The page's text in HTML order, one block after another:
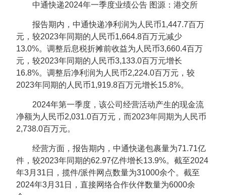
中通快递2024年一季度业绩公告 图源：港交所
报告期内，中通快递净利润为人民币1,447.7百万
元，较2023年同期的人民币1,664.8百万元减少
13.0%。调整后息税折摊前收益为人民币3,660.4百万
元，较2023年同期的人民币3,133.0百万元增长
16.8%。调整后净利润为人民币2,224.0百万元，较
2023年同期的人民币1,919.8百万元增长15.8%。
2024年第一季度，该公司经营活动产生的现金流
净额为人民币2,031.0百万元，而2023年同期为人民币
2,738.0百万元。
经营方面，报告期内，中通快递包裹量为71.71亿
件，较2023年同期的62.97亿件增长13.9%。截至2024
年3月31日，揽件/派件网点数量为31000余个。截至
2024年3月31日，直接网络合作伙伴数量为6000余